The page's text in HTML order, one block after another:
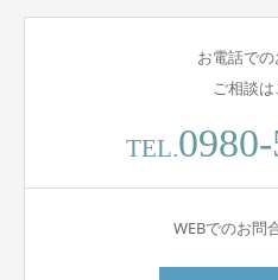
お電話で
ご相談は
TEL.
WEBでのお問